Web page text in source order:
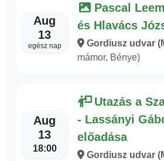
Aug
13
egész nap
Pascal
és Hlavács
Gordiusz udvar
mámor, Bénye)
Aug
13
18:00
Utazás a
- Lassányi
előadása
Gordiusz udvar